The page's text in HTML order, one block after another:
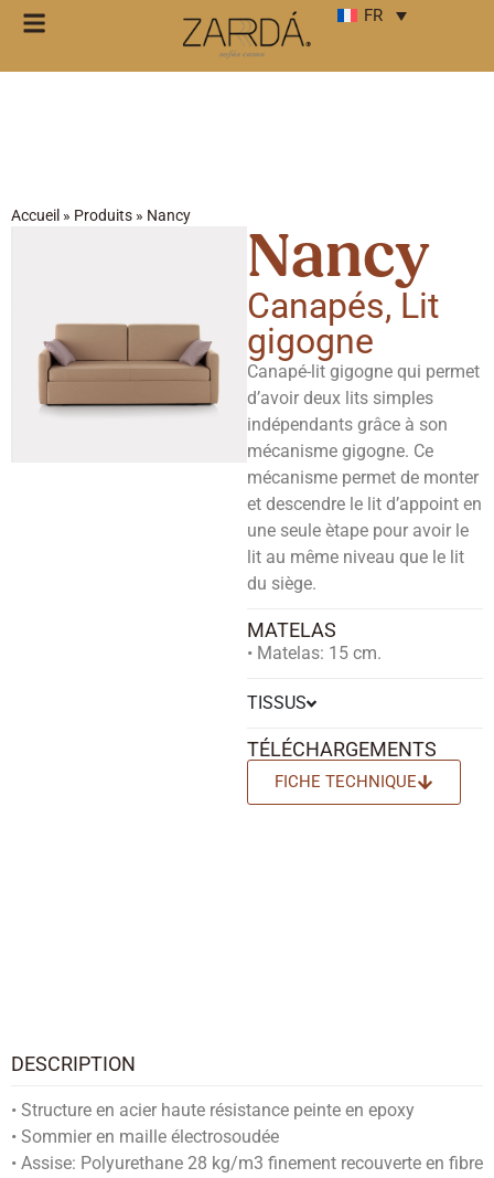
FR
Accueil » Produits » Nancy
Nancy
Canapés, Lit
gigogne
Canapé-lit gigogne qui permet
d’avoir deux lits simples
indépendants grâce à son
mécanisme gigogne. Ce
mécanisme permet de monter
et descendre le lit d’appoint en
une seule ètape pour avoir le
lit au même niveau que le lit
du siège.
MATELAS
• Matelas: 15 cm.
TISSUS
TÉLÉCHARGEMENTS
FICHE TECHNIQUE
DESCRIPTION
• Structure en acier haute résistance peinte en epoxy
• Sommier en maille électrosoudée
• Assise: Polyurethane 28 kg/m3 finement recouverte en fibre